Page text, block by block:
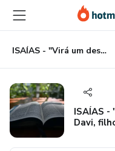
para
conteúdo
principal
para
pagamento
para
rodapé
ISAÍAS - "Virá um descendente do Rei Davi, filho de Jessé, que será como um ramo que brota de um toco, como um broto que surge das raízes." (Isaías 11:1)
ISAÍAS -
Davi,
broto